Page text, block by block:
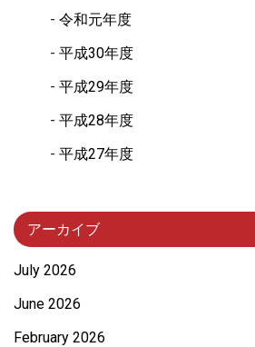
令和元年度
平成30年度
平成29年度
平成28年度
平成27年度
アーカイブ
July 2026
June 2026
February 2026